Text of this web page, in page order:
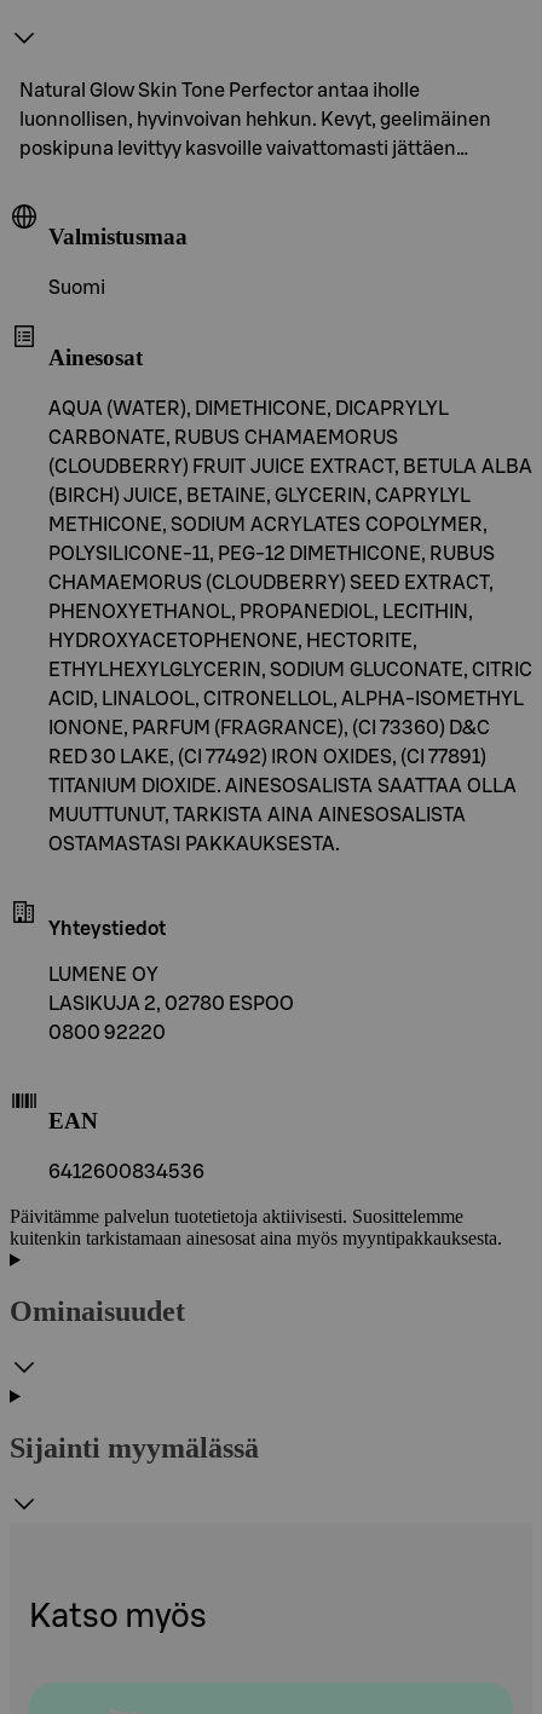
Natural Glow Skin Tone Perfector antaa iholle
luonnollisen, hyvinvoivan hehkun. Kevyt, geelimäinen
poskipuna levittyy kasvoille vaivattomasti jättäen…
Valmistusmaa
Suomi
Ainesosat
AQUA (WATER), DIMETHICONE, DICAPRYLYL
CARBONATE, RUBUS CHAMAEMORUS
(CLOUDBERRY) FRUIT JUICE EXTRACT, BETULA ALBA
(BIRCH) JUICE, BETAINE, GLYCERIN, CAPRYLYL
METHICONE, SODIUM ACRYLATES COPOLYMER,
POLYSILICONE-11, PEG-12 DIMETHICONE, RUBUS
CHAMAEMORUS (CLOUDBERRY) SEED EXTRACT,
PHENOXYETHANOL, PROPANEDIOL, LECITHIN,
HYDROXYACETOPHENONE, HECTORITE,
ETHYLHEXYLGLYCERIN, SODIUM GLUCONATE, CITRIC
ACID, LINALOOL, CITRONELLOL, ALPHA-ISOMETHYL
IONONE, PARFUM (FRAGRANCE), (CI 73360) D&C
RED 30 LAKE, (CI 77492) IRON OXIDES, (CI 77891)
TITANIUM DIOXIDE. AINESOSALISTA SAATTAA OLLA
MUUTTUNUT, TARKISTA AINA AINESOSALISTA
OSTAMASTASI PAKKAUKSESTA.
Yhteystiedot
LUMENE OY
LASIKUJA 2, 02780 ESPOO
0800 92220
EAN
6412600834536
Päivitämme palvelun tuotetietoja aktiivisesti. Suosittelemme
kuitenkin tarkistamaan ainesosat aina myös myyntipakkauksesta.
Ominaisuudet
Sijainti myymälässä
Katso myös